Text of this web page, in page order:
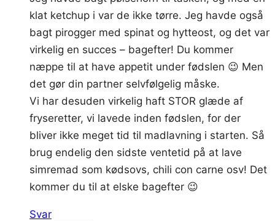
klat ketchup i var de ikke tørre. Jeg havde også
bagt pirogger med spinat og hytteost, og det var
virkelig en succes – bagefter! Du kommer
næppe til at have appetit under fødslen 😉 Men
det gør din partner selvfølgelig måske.
Vi har desuden virkelig haft STOR glæde af
fryseretter, vi lavede inden fødslen, for der
bliver ikke meget tid til madlavning i starten. Så
brug endelig den sidste ventetid på at lave
simremad som kødsovs, chili con carne osv! Det
kommer du til at elske bagefter 😉
Svar